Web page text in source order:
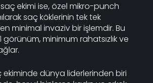
saç ekimi ise, özel mikro-punch
saç köklerinin tek tek
minimal invaziv bir işlemdir. Bu
minimum rahatsızlık ve
ekiminde dünya liderlerinden biri